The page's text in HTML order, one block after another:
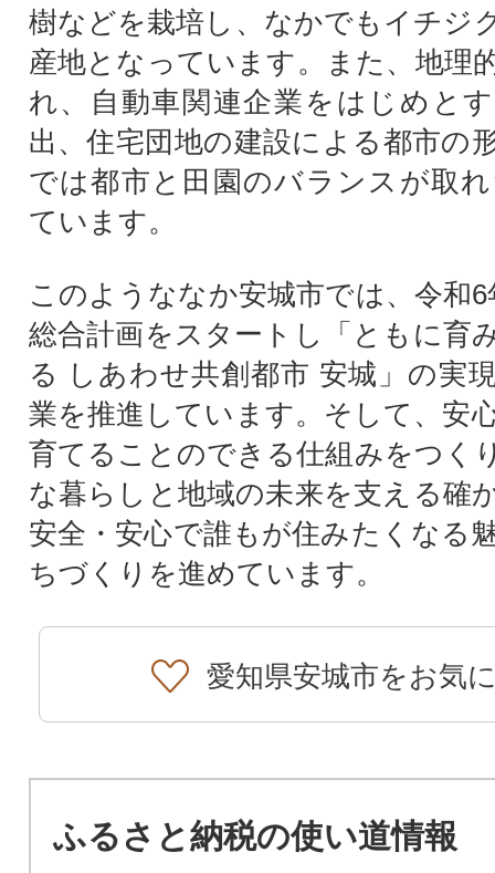
樹などを栽培し、なかでもイチジ
産地となっています。また、地理
れ、自動車関連企業をはじめと
出、住宅団地の建設による都市の
では都市と田園のバランスが取
ています。
このようななか安城市では、令和
総合計画をスタートし「ともに育
る しあわせ共創都市 安城」の実
業を推進しています。そして、安
育てることのできる仕組みをつく
な暮らしと地域の未来を支える確
安全・安心で誰もが住みたくなる
ちづくりを進めています。
愛知県安城市をお気
ふるさと納税の使い道情報